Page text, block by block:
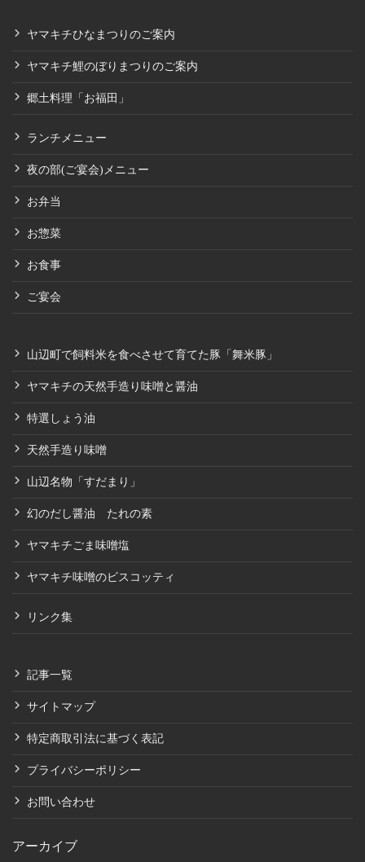
ヤマキチひなまつりのご案内
ヤマキチ鯉のぼりまつりのご案内
郷土料理「お福田」
ランチメニュー
夜の部(ご宴会)メニュー
お弁当
お惣菜
お食事
ご宴会
山辺町で飼料米を食べさせて育てた豚「舞米豚」
ヤマキチの天然手造り味噌と醤油
特選しょう油
天然手造り味噌
山辺名物「すだまり」
幻のだし醤油 たれの素
ヤマキチごま味噌塩
ヤマキチ味噌のビスコッティ
リンク集
記事一覧
サイトマップ
特定商取引法に基づく表記
プライバシーポリシー
お問い合わせ
アーカイブ